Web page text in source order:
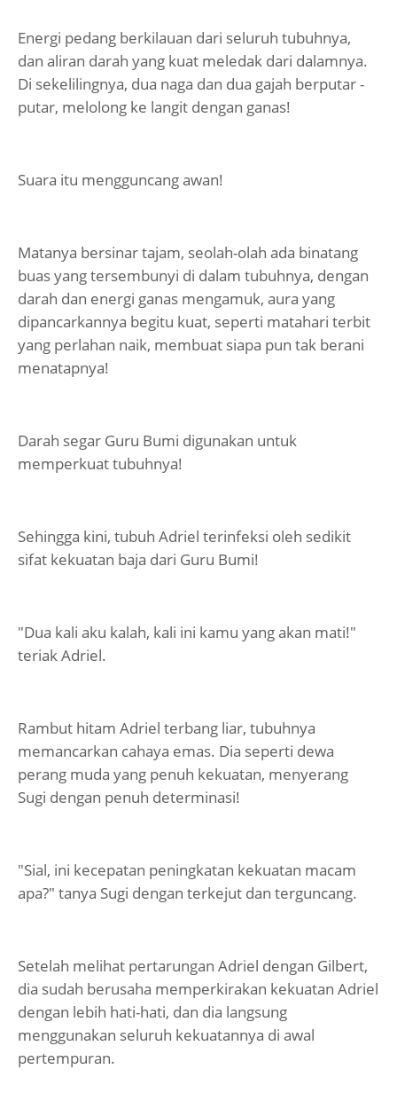
Energi pedang berkilauan dari seluruh tubuhnya,
dan aliran darah yang kuat meledak dari dalamnya.
Di sekelilingnya, dua naga dan dua gajah berputar -
putar, melolong ke langit dengan ganas!
Suara itu mengguncang awan!
Matanya bersinar tajam, seolah-olah ada binatang
buas yang tersembunyi di dalam tubuhnya, dengan
darah dan energi ganas mengamuk, aura yang
dipancarkannya begitu kuat, seperti matahari terbit
yang perlahan naik, membuat siapa pun tak berani
menatapnya!
Darah segar Guru Bumi digunakan untuk
memperkuat tubuhnya!
Sehingga kini, tubuh Adriel terinfeksi oleh sedikit
sifat kekuatan baja dari Guru Bumi!
"Dua kali aku kalah, kali ini kamu yang akan mati!"
teriak Adriel.
Rambut hitam Adriel terbang liar, tubuhnya
memancarkan cahaya emas. Dia seperti dewa
perang muda yang penuh kekuatan, menyerang
Sugi dengan penuh determinasi!
"Sial, ini kecepatan peningkatan kekuatan macam
apa?" tanya Sugi dengan terkejut dan terguncang.
Setelah melihat pertarungan Adriel dengan Gilbert,
dia sudah berusaha memperkirakan kekuatan Adriel
dengan lebih hati-hati, dan dia langsung
menggunakan seluruh kekuatannya di awal
pertempuran.